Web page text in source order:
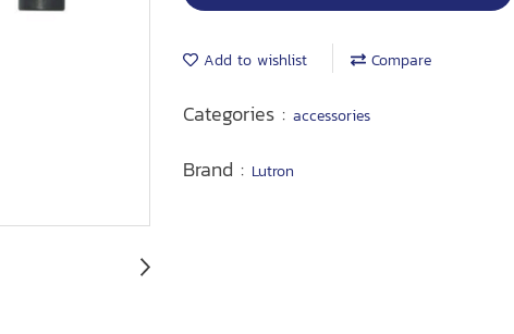
Add to wishlist Compare
Categories : accessories
Brand : Lutron